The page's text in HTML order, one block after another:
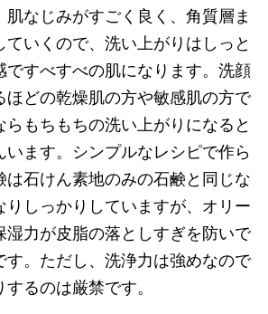
肌なじみがすごく良く、角質層ま
ていくので、洗い上がりはしっと
ですべすべの肌になります。洗顔
ほどの乾燥肌の方や敏感肌の方で
らもちもちの洗い上がりになると
います。シンプルなレシピで作ら
は石けん素地のみの石鹸と同じな
りしっかりしていますが、オリー
湿力が皮脂の落としすぎを防いで
す。ただし、洗浄力は強めなので
るのは厳禁です。